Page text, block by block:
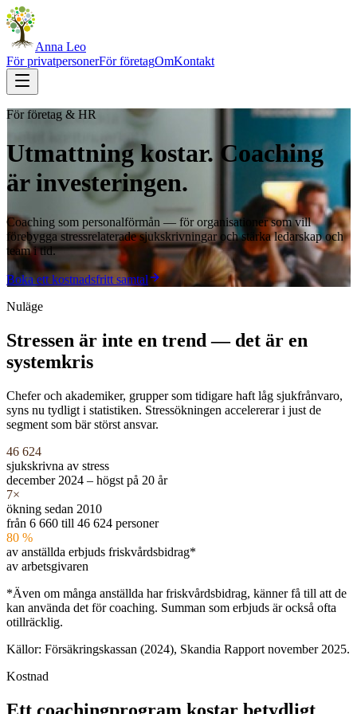
Anna Leo
För privatpersonerFör företagOmKontakt
För företag & HR
Utmattning kostar. Coaching
är investeringen.
Coaching som personalförmån — för organisationer som vill
förebygga stressrelaterade sjukskrivningar och stärka ledarskap och
team i tid.
Boka ett kostnadsfritt samtal
Nuläge
Stressen är inte en trend — det är en
systemkris
Chefer och akademiker, grupper som tidigare haft låg sjukfrånvaro,
syns nu tydligt i statistiken. Stressökningen accelererar i just de
segment som bär störst ansvar.
46 624
sjukskrivna av stress
december 2024 – högst på 20 år
7×
ökning sedan 2010
från 6 660 till 46 624 personer
80 %
av anställda erbjuds friskvårdsbidrag*
av arbetsgivaren
*Även om många anställda har friskvårdsbidrag, känner få till att de
kan använda det för coaching. Summan som erbjuds är också ofta
otillräcklig.
Källor: Försäkringskassan (2024), Skandia Rapport november 2025.
Kostnad
Ett coachingprogram kostar betydligt